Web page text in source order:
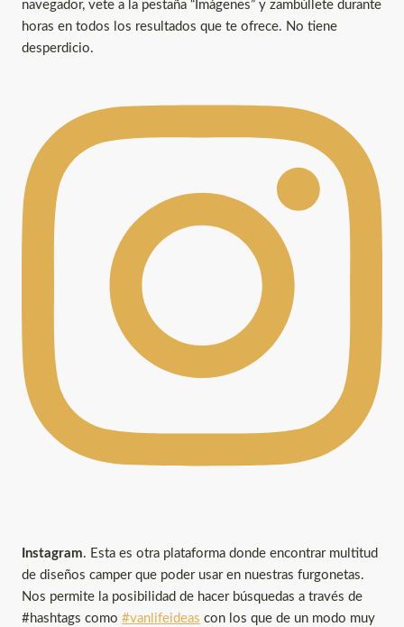
navegador, vete a la pestaña “Imágenes” y zambúllete durante
horas en todos los resultados que te ofrece. No tiene
desperdicio.
Instagram. Esta es otra plataforma donde encontrar multitud
de diseños camper que poder usar en nuestras furgonetas.
Nos permite la posibilidad de hacer búsquedas a través de
#hashtags como #vanlifeideas con los que de un modo muy